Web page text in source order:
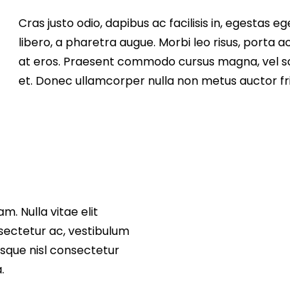
Cras justo odio, dapibus ac facilisis in, egestas
libero, a pharetra augue. Morbi leo risus, porta
at eros. Praesent commodo cursus magna, vel
et. Donec ullamcorper nulla non metus auctor
Nulla vitae elit
ac, vestibulum
nisl consectetur